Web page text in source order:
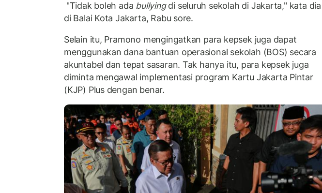
"Tidak boleh ada bullyingdi seluruh sekolah di Jakarta," kata dia
di Balai Kota Jakarta, Rabu sore.
Selain itu, Pramono mengingatkan para kepsek juga dapat
menggunakan dana bantuan operasional sekolah (BOS) secara
akuntabel dan tepat sasaran. Tak hanya itu, para kepsek juga
diminta mengawal implementasi program Kartu Jakarta Pintar
(KJP) Plus dengan benar.